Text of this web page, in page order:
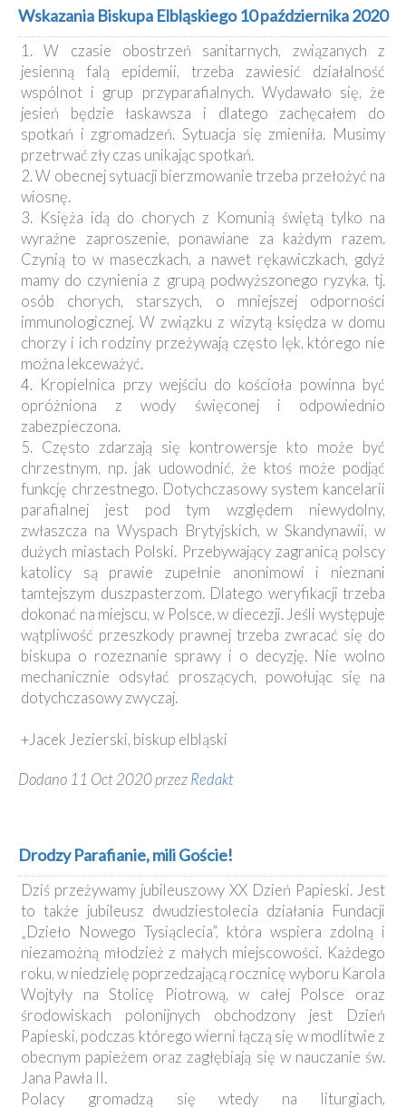
Kancelaria
Galeria
Nowy
Staw
Kapituła
Kolegiacka
Polecane
strony
Małoletnich
Wskazania Biskupa Elbląskiego 10 października 2020
1. W czasie obostrzeń sanitarnych, związanych z
jesienną falą epidemii, trzeba zawiesić działalność
wspólnot i grup przyparafialnych. Wydawało się, że
jesień będzie łaskawsza i dlatego zachęcałem do
spotkań i zgromadzeń. Sytuacja się zmieniła. Musimy
przetrwać zły czas unikając spotkań.
2. W obecnej sytuacji bierzmowanie trzeba przełożyć na
wiosnę.
3. Księża idą do chorych z Komunią świętą tylko na
wyraźne zaproszenie, ponawiane za każdym razem.
Czynią to w maseczkach, a nawet rękawiczkach, gdyż
mamy do czynienia z grupą podwyższonego ryzyka, tj.
osób chorych, starszych, o mniejszej odporności
immunologicznej. W związku z wizytą księdza w domu
chorzy i ich rodziny przeżywają często lęk, którego nie
można lekceważyć.
4. Kropielnica przy wejściu do kościoła powinna być
opróżniona z wody święconej i odpowiednio
zabezpieczona.
5. Często zdarzają się kontrowersje kto może być
chrzestnym, np. jak udowodnić, że ktoś może podjąć
funkcję chrzestnego. Dotychczasowy system kancelarii
parafialnej jest pod tym względem niewydolny,
zwłaszcza na Wyspach Brytyjskich, w Skandynawii, w
dużych miastach Polski. Przebywający zagranicą polscy
katolicy są prawie zupełnie anonimowi i nieznani
tamtejszym duszpasterzom. Dlatego weryfikacji trzeba
dokonać na miejscu, w Polsce, w diecezji. Jeśli występuje
wątpliwość przeszkody prawnej trzeba zwracać się do
biskupa o rozeznanie sprawy i o decyzję. Nie wolno
mechanicznie odsyłać proszących, powołując się na
dotychczasowy zwyczaj.
+Jacek Jezierski, biskup elbląski
Dodano 11 Oct 2020 przezRedakt
Drodzy Parafianie, mili Goście!
Dziś przeżywamy jubileuszowy XX Dzień Papieski. Jest
to także jubileusz dwudziestolecia działania Fundacji
„Dzieło Nowego Tysiąclecia”, która wspiera zdolną i
niezamożną młodzież z małych miejscowości. Każdego
roku, w niedzielę poprzedzającą rocznicę wyboru Karola
Wojtyły na Stolicę Piotrową, w całej Polsce oraz
środowiskach polonijnych obchodzony jest Dzień
Papieski, podczas którego wierni łączą się w modlitwie z
obecnym papieżem oraz zagłębiają się w nauczanie św.
Jana Pawła II.
Polacy gromadzą się wtedy na liturgiach,